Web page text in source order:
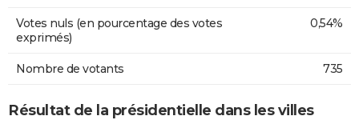
Votes nuls (en pourcentage des votes
exprimés)
0,54%
Nombre de votants 735
Résultat de la présidentielle dans les villes